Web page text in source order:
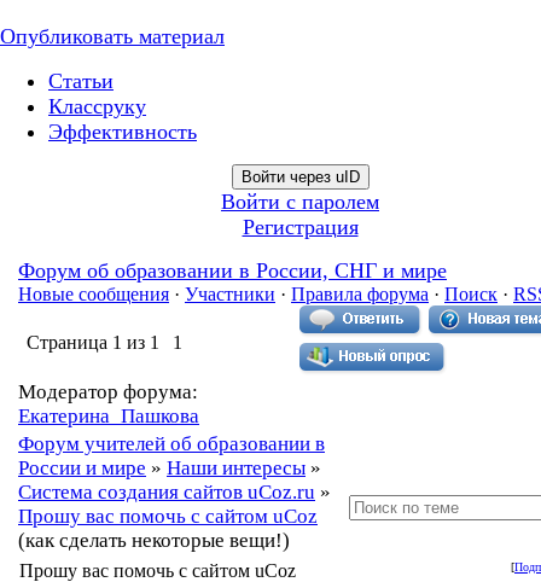
Опубликовать материал
Статьи
Классруку
Эффективность
Войти через uID
Войти с паролем
Регистрация
Форум об образовании в России, СНГ и мире
Новые сообщения · Участники · Правила форума · Поиск ·
Страница 1 из 1 1
Модератор форума:
Екатерина_Пашкова
Форум учителей об образовании в
России и мире » Наши интересы »
Система создания сайтов uCoz.ru »
Прошу вас помочь с сайтом uCoz
(как сделать некоторые вещи!)
[
Прошу вас помочь с сайтом uCoz